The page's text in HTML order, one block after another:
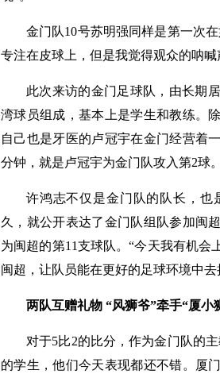
金门队10号苏明强同样是第一次
专注在皮球上，但是我觉得观众的呐
此次来访的金门足球队，由长期
湾球员组成，基本上是学生和教练。
自己也是牙医的卢冠宇在金门经营着
分钟，就是卢冠宇为金门队攻入第2球
许鸿志不仅是金门队的队长，也
久，就公开表达了金门队组队参加闽
为闽超的第11支球队。“今天我有机
闽超，让队员能在更好的足球环境中去
两队互赠礼物 “风狮爷”牵手“厦小
对于5比2的比分，作为金门队的
的学生，他们今天表现都还不错。厦